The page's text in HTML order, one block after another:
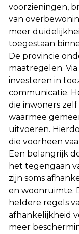
voorzieningen,
van
meer
toegestaan
De provincie
maatregelen.
investeren in
communicatie.
die inwoners
waarmee
uitvoeren.
die voorheen
Een belangrijk
het tegengaan
zijn soms
en woonruimte.
heldere regels
afhankelijkheid
meer